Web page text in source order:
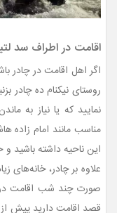
اقامت در اطراف سد
اگر اهل اقامت در چادر
روستای نیکنام ده چادر
نمایید که یا نیاز به
مناسب مانند امام زاده
این ناحیهداشته باشید و
علاوه بر چادر، خانه‌های
صورت چند شب اقامت در
قصد اقامت دارید پیش